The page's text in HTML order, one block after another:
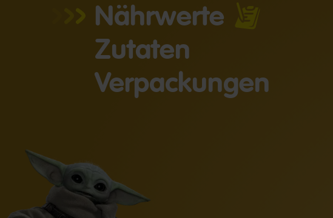
Nährwerte
Zutaten
Verpackungen